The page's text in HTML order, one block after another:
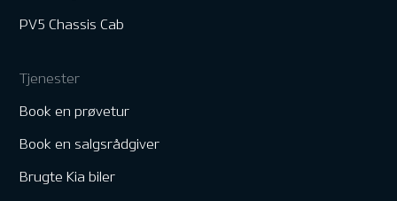
PV5 Chassis Cab
Tjenester
Book en prøvetur
Book en salgsrådgiver
Brugte Kia biler